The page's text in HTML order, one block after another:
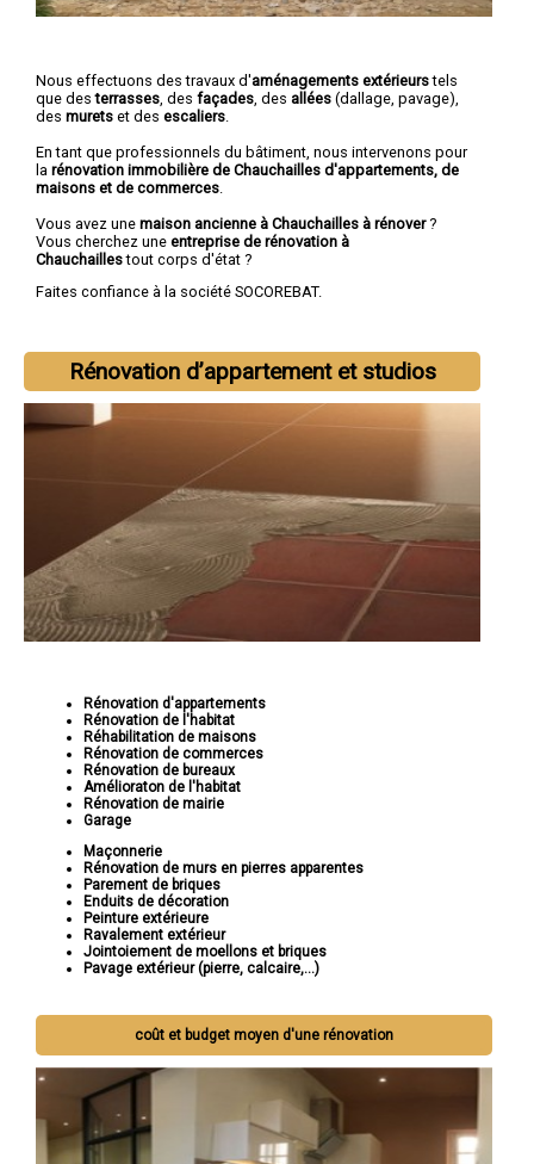
Nous effectuons des travaux d'aménagements extérieurstels
que desterrasses , des façades , des allées (dallage, pavage),
des murets et des escaliers
En tant que professionnels du bâtiment, nous intervenons pour
la rénovation immobilière de Chauchailles d'appartements, de
maisons et de commerces
Vous avez une maison ancienne à Chauchailles à rénover?
Vous cherchez une entreprise de rénovation à
Chauchaillestout corps d'état ?
Faites confiance à la société SOCOREBAT.
Rénovation d’appartement et studios
Rénovation d'appartements
Rénovation de l'habitat
Réhabilitation de maisons
Rénovation de commerces
Rénovation de bureaux
Amélioraton de l'habitat
Rénovation de mairie
Garage
Maçonnerie
Rénovation de murs en pierres apparentes
Parement de briques
Enduits de décoration
Peinture extérieure
Ravalement extérieur
Jointoiement de moellons et briques
Pavage extérieur (pierre, calcaire,...)
coût et budget moyen d'une rénovation